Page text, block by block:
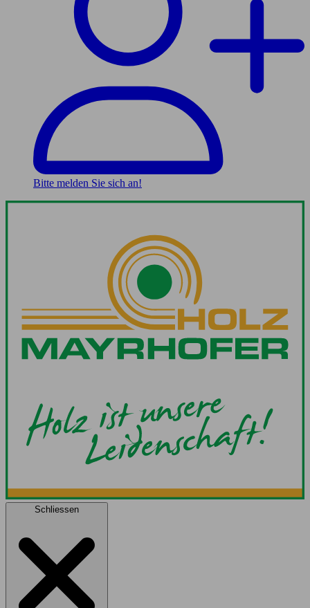
Bitte melden Sie sich an!
Schliessen